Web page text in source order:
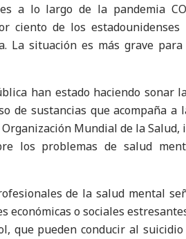
a lo largo de la pandemia
ciento de los
La situación es más grave
han estado haciendo sonar
de sustancias que acompaña a
Mundial de la
los problemas de salud
de la salud mental
económicas o sociales
que pueden conducir al suicidio